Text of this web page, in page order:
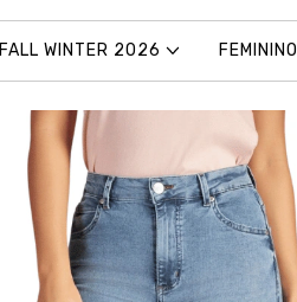
FALL WINTER 2026 FEMININO